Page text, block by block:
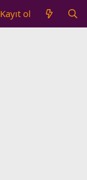
Kayıt ol